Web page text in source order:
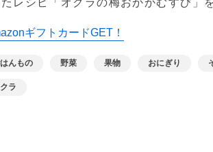
レシピ「オクラの梅おかかむすび」
ギフトカードGET！
んもの 野菜 果物 おにぎり
ラ